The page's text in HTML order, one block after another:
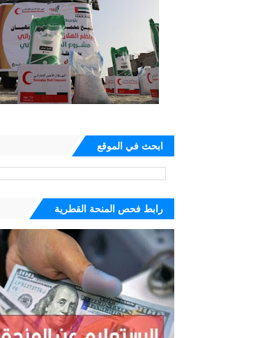
ابحث في الموقع
رابط فحص المنحة القطرية